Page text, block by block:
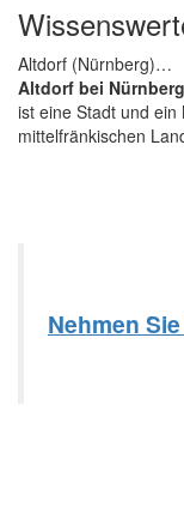
Altdorf (Nürnberg)…
Altdorf bei Nürnberg
ist eine Stadt und ein
mittelfränkischen
Nehmen